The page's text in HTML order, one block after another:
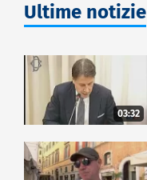
Ultime notizie
03:32